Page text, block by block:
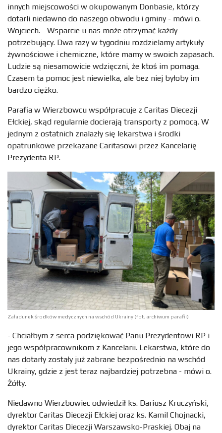
innych miejscowości w okupowanym Donbasie, którzy
dotarli niedawno do naszego obwodu i gminy - mówi o.
Wojciech. - Wsparcie u nas może otrzymać każdy
potrzebujący. Dwa razy w tygodniu rozdzielamy artykuły
żywnościowe i chemiczne, które mamy w swoich zapasach.
Ludzie są niesamowicie wdzięczni, że ktoś im pomaga.
Czasem ta pomoc jest niewielka, ale bez niej byłoby im
bardzo ciężko.
Parafia w Wierzbowcu współpracuje z Caritas Diecezji
Ełckiej, skąd regularnie docierają transporty z pomocą. W
jednym z ostatnich znalazły się lekarstwa i środki
opatrunkowe przekazane Caritasowi przez Kancelarię
Prezydenta RP.
Załadunek środków medycznych na wschód Ukrainy (fot. archiwum parafii)
- Chciałbym z serca podziękować Panu Prezydentowi RP i
jego współpracownikom z Kancelarii. Lekarstwa, które do
nas dotarły zostały już zabrane bezpośrednio na wschód
Ukrainy, gdzie z jest teraz najbardziej potrzebna - mówi o.
Żółty.
Niedawno Wierzbowiec odwiedził ks. Dariusz Kruczyński,
dyrektor Caritas Diecezji Ełckiej oraz ks. Kamil Chojnacki,
dyrektor Caritas Diecezji Warszawsko-Praskiej. Obaj na